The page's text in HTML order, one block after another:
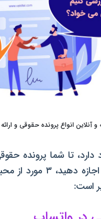
تا شما پرونده
وضعیت فعلی آن
است: